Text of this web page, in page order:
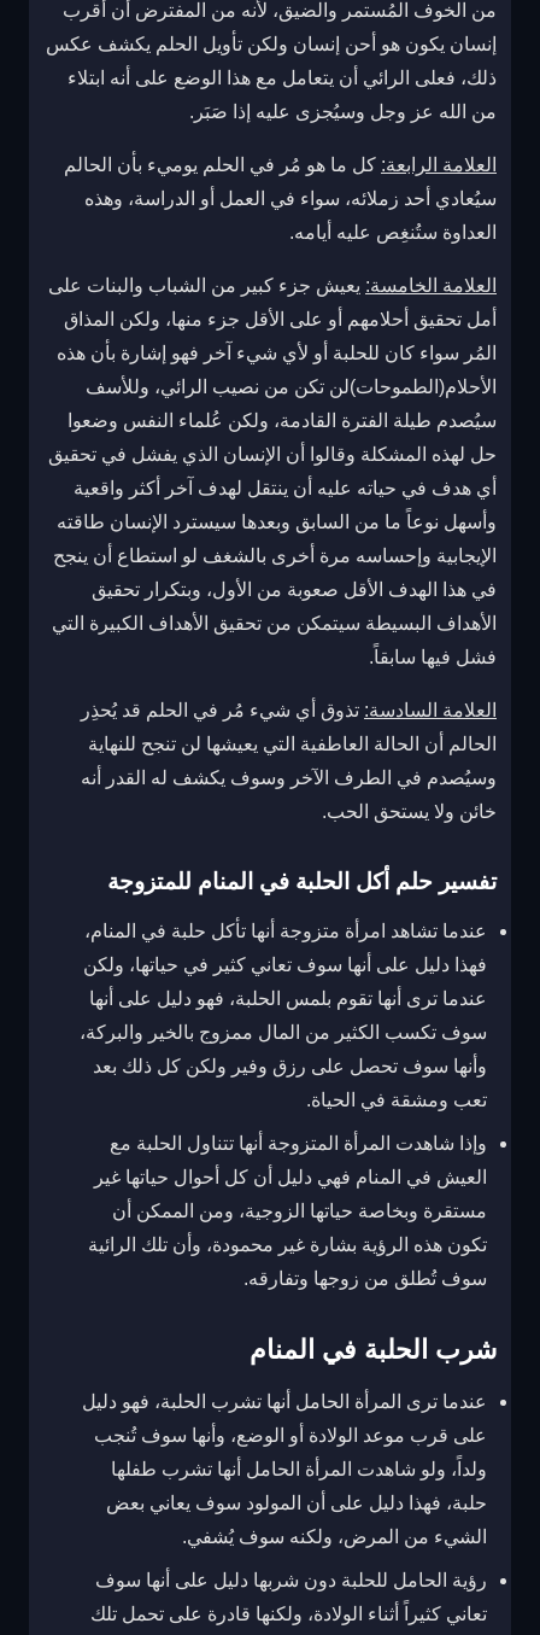
من الخوف المُستمر والضيق، لأنه من المفترض أن أقرب
إنسان يكون هو أحن إنسان ولكن تأويل الحلم يكشف عكس
ذلك، فعلى الرائي أن يتعامل مع هذا الوضع على أنه ابتلاء
من الله عز وجل وسيُجزى عليه إذا صَبَر.
العلامة الرابعة: كل ما هو مُر في الحلم يوميء بأن الحالم
سيُعادي أحد زملائه، سواء في العمل أو الدراسة، وهذه
العداوة ستُنغِص عليه أيامه.
العلامة الخامسة: يعيش جزء كبير من الشباب والبنات على
أمل تحقيق أحلامهم أو على الأقل جزء منها، ولكن المذاق
المُر سواء كان للحلبة أو لأي شيء آخر فهو إشارة بأن هذه
الأحلام(الطموحات)لن تكن من نصيب الرائي، وللأسف
سيُصدم طيلة الفترة القادمة، ولكن عُلماء النفس وضعوا
حل لهذه المشكلة وقالوا أن الإنسان الذي يفشل في تحقيق
أي هدف في حياته عليه أن ينتقل لهدف آخر أكثر واقعية
وأسهل نوعاً ما من السابق وبعدها سيسترد الإنسان طاقته
الإيجابية وإحساسه مرة أخرى بالشغف لو استطاع أن ينجح
في هذا الهدف الأقل صعوبة من الأول، وبتكرار تحقيق
الأهداف البسيطة سيتمكن من تحقيق الأهداف الكبيرة التي
فشل فيها سابقاً.
العلامة السادسة: تذوق أي شيء مُر في الحلم قد يُحذِر
الحالم أن الحالة العاطفية التي يعيشها لن تنجح للنهاية
وسيُصدم في الطرف الآخر وسوف يكشف له القدر أنه
خائن ولا يستحق الحب.
تفسير حلم أكل الحلبة في المنام للمتزوجة
عندما تشاهد امرأة متزوجة أنها تأكل حلبة في المنام،
فهذا دليل على أنها سوف تعاني كثير في حياتها، ولكن
عندما ترى أنها تقوم بلمس الحلبة، فهو دليل على أنها
سوف تكسب الكثير من المال ممزوج بالخير والبركة،
وأنها سوف تحصل على رزق وفير ولكن كل ذلك بعد
تعب ومشقة في الحياة.
وإذا شاهدت المرأة المتزوجة أنها تتناول الحلبة مع
العيش في المنام فهي دليل أن كل أحوال حياتها غير
مستقرة وبخاصة حياتها الزوجية، ومن الممكن أن
تكون هذه الرؤية بشارة غير محمودة، وأن تلك الرائية
سوف تُطلق من زوجها وتفارقه.
شرب الحلبة في المنام
عندما ترى المرأة الحامل أنها تشرب الحلبة، فهو دليل
على قرب موعد الولادة أو الوضع، وأنها سوف تُنجب
ولداً، ولو شاهدت المرأة الحامل أنها تشرب طفلها
حلبة، فهذا دليل على أن المولود سوف يعاني بعض
الشيء من المرض، ولكنه سوف يُشفي.
رؤية الحامل للحلبة دون شربها دليل على أنها سوف
تعاني كثيراً أثناء الولادة، ولكنها قادرة على تحمل تلك